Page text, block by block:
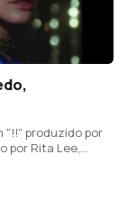
"!!" produzido por
por Rita Lee,